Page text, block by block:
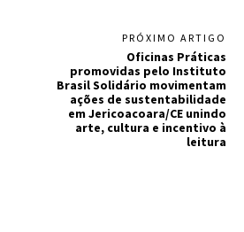
PRÓXIMO ARTIGO
Oficinas Práticas
promovidas pelo Instituto
Brasil Solidário movimentam
ações de sustentabilidade
em Jericoacoara/CE unindo
arte, cultura e incentivo à
leitura